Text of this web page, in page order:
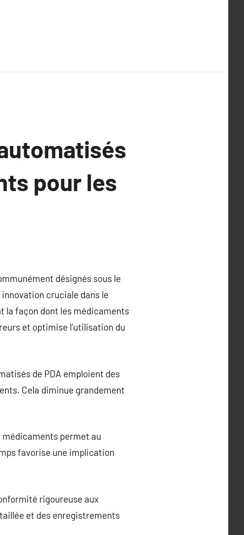
pour les
désignés sous le
cruciale dans le
la façon dont les médicaments
et optimise l’utilisation du
de PDA emploient des
Cela diminue grandement
permet au
favorise une implication
rigoureuse aux
et des enregistrements